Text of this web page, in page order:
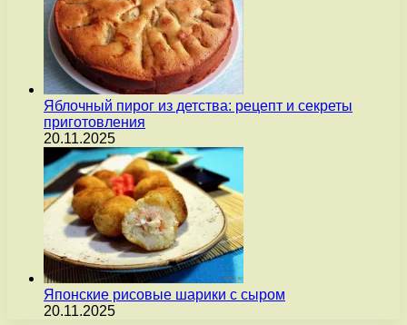
Яблочный пирог из детства: рецепт и секреты
приготовления
20.11.2025
Японские рисовые шарики с сыром
20.11.2025